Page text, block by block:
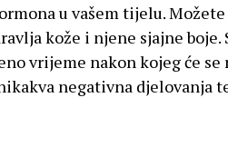
u vašem tijelu.
kože i njene sjajne
vrijeme nakon kojeg će
negativna djelovanja